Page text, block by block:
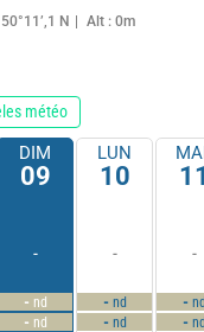
N Alt : 0m
météo
DIM
09
-
- nd
- nd
LUN
10
-
-nd
-nd
11
-
-nd
-nd